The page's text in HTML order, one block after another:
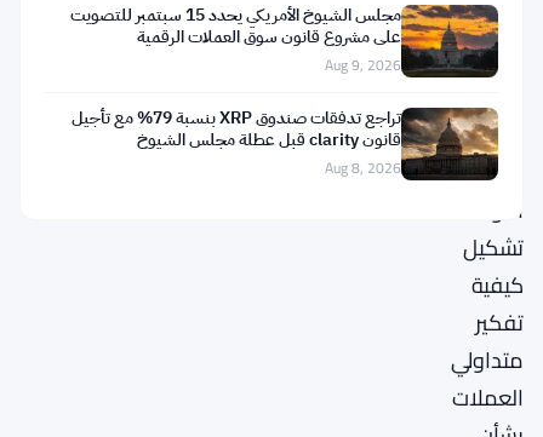
لقد
أعادت
توترات
الشرق
الأوسط
تشكيل
كيفية
تفكير
متداولي
العملات
مجلس الشيوخ الأمريكي يحدد 15 سبتمبر للتصويت
على مشروع قانون سوق العملات الرقمية
Aug 9, 2026
تراجع تدفقات صندوق XRP بنسبة 79% مع تأجيل
قانون clarity قبل عطلة مجلس الشيوخ
Aug 8, 2026